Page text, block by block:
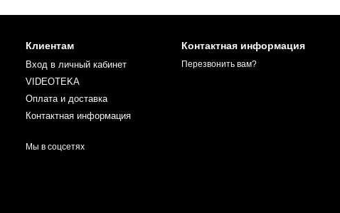
Клиентам
Вход в личный кабинет
VIDEOTEKA
Оплата и доставка
Контактная информация
Мы в соцсетях
Контактная информация
Перезвонить вам?